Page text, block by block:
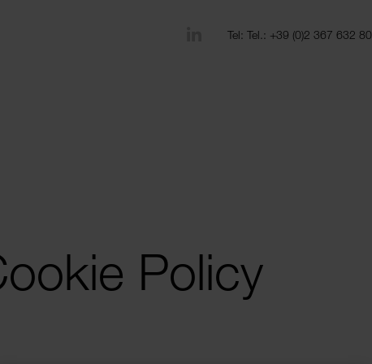
Tel: Tel.: +39 (0)2 367 632 80
Policy